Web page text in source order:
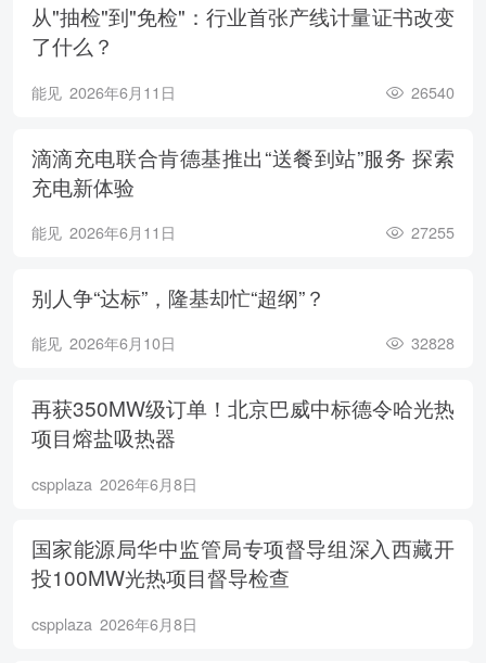
从"抽检"到"免检"：行业首张产线计量证书改变
了什么？
能见 2026年6月11日 26540
滴滴充电联合肯德基推出“送餐到站”服务 探索
充电新体验
能见 2026年6月11日 27255
别人争“达标”，隆基却忙“超纲”？
能见 2026年6月10日 32828
再获350MW级订单！北京巴威中标德令哈光热
项目熔盐吸热器
cspplaza 2026年6月8日
国家能源局华中监管局专项督导组深入西藏开
投100MW光热项目督导检查
cspplaza 2026年6月8日